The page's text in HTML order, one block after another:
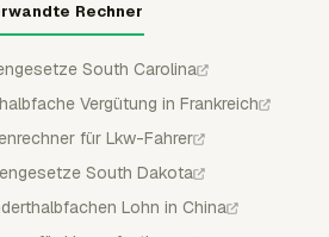
Rechner
South Carolina
Vergütung in Frankreich
für Lkw-Fahrer
South Dakota
Lohn in China